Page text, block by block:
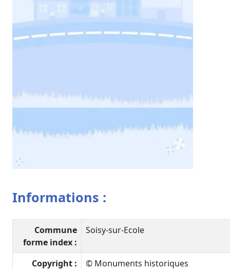
Informations :
Commune
forme index :
Soisy-sur-Ecole
Copyright :
© Monuments historiques